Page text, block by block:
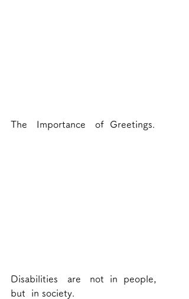
The　Importance　of  Greetings.
Disabilities　are   not  in  people，
but  in society.